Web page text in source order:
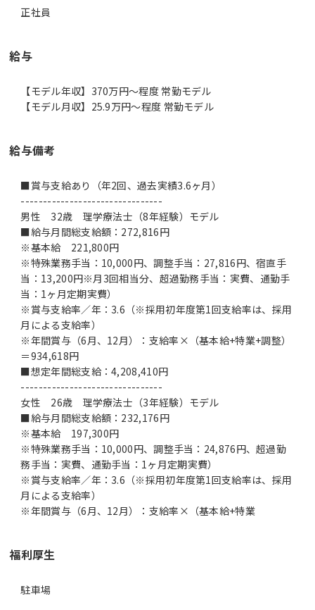
正社員
給与
【モデル年収】370万円〜程度 常勤モデル
【モデル月収】25.9万円〜程度 常勤モデル
給与備考
■賞与支給あり（年2回、過去実績3.6ヶ月）
--------------------------------
男性 32歳 理学療法士（8年経験）モデル
■給与月間総支給額：272,816円
※基本給 221,800円
※特殊業務手当：10,000円、調整手当：27,816円、宿直手
当：13,200円※月3回相当分、超過勤務手当：実費、通勤手
当：1ヶ月定期実費）
※賞与支給率／年：3.6（※採用初年度第1回支給率は、採用
月による支給率）
※年間賞与（6月、12月）：支給率×（基本給+特業+調整）
＝934,618円
■想定年間総支給：4,208,410円
--------------------------------
女性 26歳 理学療法士（3年経験）モデル
■給与月間総支給額：232,176円
※基本給 197,300円
※特殊業務手当：10,000円、調整手当：24,876円、超過勤
務手当：実費、通勤手当：1ヶ月定期実費）
※賞与支給率／年：3.6（※採用初年度第1回支給率は、採用
月による支給率）
※年間賞与（6月、12月）：支給率×（基本給+特業
福利厚生
駐車場